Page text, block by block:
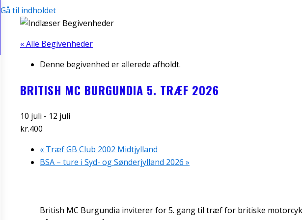
Gå til indholdet
« Alle Begivenheder
Denne begivenhed er allerede afholdt.
BRITISH MC BURGUNDIA 5. TRÆF 2026
10 juli - 12 juli
kr.400
« Træf GB Club 2002 Midtjylland
BSA – ture i Syd- og Sønderjylland 2026 »
British MC Burgundia inviterer for 5. gang til træf for britiske